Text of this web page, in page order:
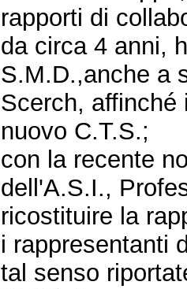
rapporti di
da circa 4 anni,
S.M.D.,anche a
Scerch,
nuovo C.T.S.;
con la recente
dell'A.S.I.,
ricostituire la
i rappresentanti
tal senso